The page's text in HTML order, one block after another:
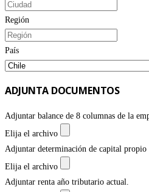
Región
País
ADJUNTA DOCUMENTOS
Adjuntar balance de 8 columnas de la
Elija el archivo
Adjuntar determinación de capital propio
Elija el archivo
Adjuntar renta año tributario actual.